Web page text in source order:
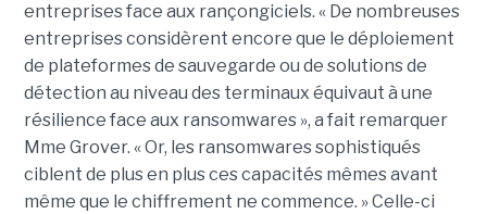
entreprises face aux rançongiciels. « De nombreuses
entreprises considèrent encore que le déploiement
de plateformes de sauvegarde ou de solutions de
détection au niveau des terminaux équivaut à une
résilience face aux ransomwares », a fait remarquer
Mme Grover. « Or, les ransomwares sophistiqués
ciblent de plus en plus ces capacités mêmes avant
même que le chiffrement ne commence. » Celle-ci